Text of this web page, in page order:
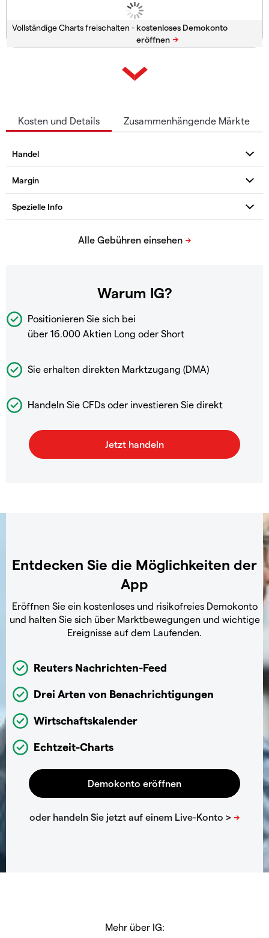
Vollständige Charts freischalten -
Kosten und Details Zusammenhängende Märkte
Warum IG?
Positionieren Sie sich bei
über 16.000 Aktien Long oder Short
Sie erhalten direkten Marktzugang (DMA)
Handeln Sie CFDs oder investieren Sie direkt
Entdecken Sie die Möglichkeiten der
App
Eröffnen Sie ein kostenloses und risikofreies Demokonto
und halten Sie sich über Marktbewegungen und wichtige
Ereignisse auf dem Laufenden.
Reuters Nachrichten-Feed
Drei Arten von Benachrichtigungen
Wirtschaftskalender
Echtzeit-Charts
Mehr über IG: